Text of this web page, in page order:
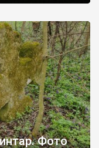
Фото